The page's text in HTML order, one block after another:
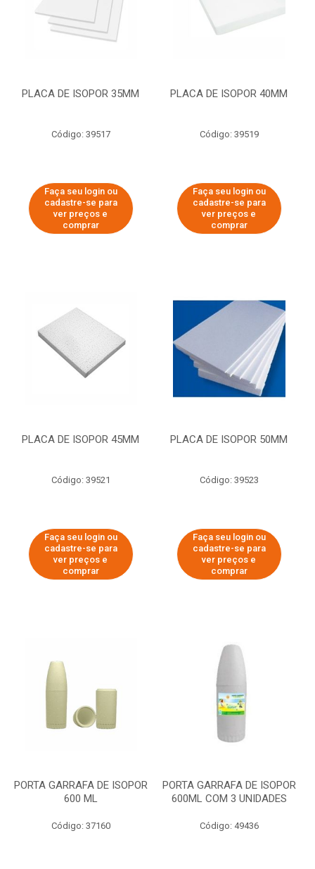
PLACA DE ISOPOR 35MM
Código: 39517
Faça seu login ou
cadastre-se para
ver preços e
comprar
PLACA DE ISOPOR 40MM
Código: 39519
Faça seu login ou
cadastre-se para
ver preços e
comprar
PLACA DE ISOPOR 45MM
Código: 39521
Faça seu login ou
cadastre-se para
ver preços e
comprar
PLACA DE ISOPOR 50MM
Código: 39523
Faça seu login ou
cadastre-se para
ver preços e
comprar
PORTA GARRAFA DE ISOPOR
600 ML
Código: 37160
PORTA GARRAFA DE ISOPOR
600ML COM 3 UNIDADES
Código: 49436